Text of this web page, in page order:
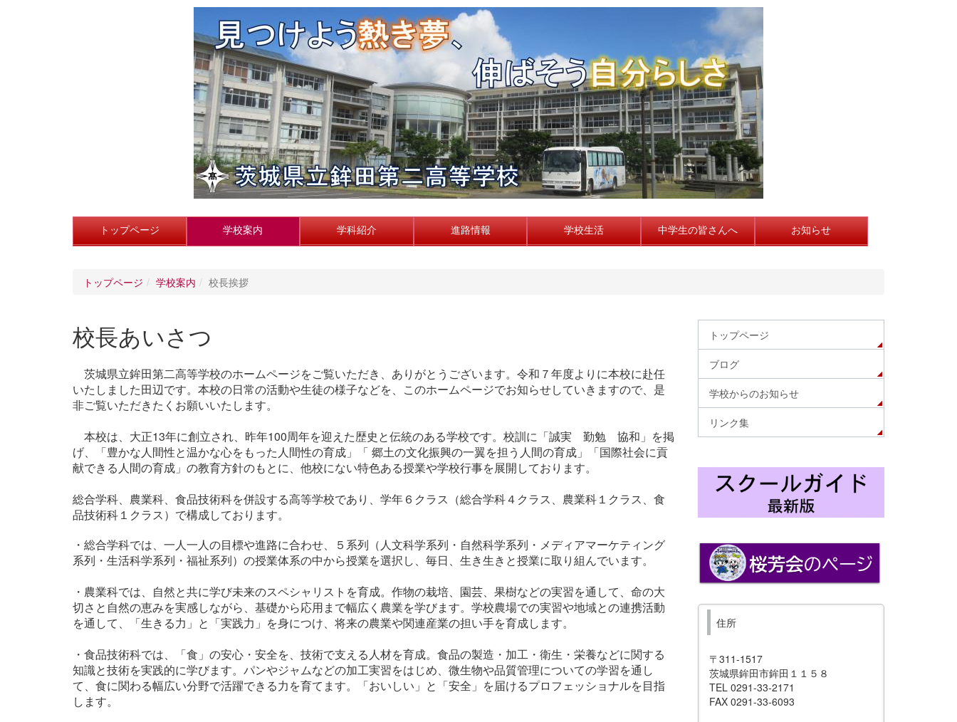
トップページ 学校案内 学科紹介 進路情報 学校生活 中学生の皆さんへ お知らせ
トップページ 学校案内 校長挨拶
校長あいさつ
茨城県立鉾田第二高等学校のホームページをご覧いただき、ありがとうございます。令和７年度よりに本校に赴任
いたしました田辺です。本校の日常の活動や生徒の様子などを、このホームページでお知らせしていきますので、是
非ご覧いただきたくお願いいたします。
本校は、大正13年に創立され、昨年100周年を迎えた歴史と伝統のある学校です。校訓に「誠実 勤勉 協和」を掲
げ、「豊かな人間性と温かな心をもった人間性の育成」「 郷土の文化振興の一翼を担う人間の育成」「国際社会に貢
献できる人間の育成」の教育方針のもとに、他校にない特色ある授業や学校行事を展開しております。
総合学科、農業科、食品技術科を併設する高等学校であり、学年６クラス（総合学科４クラス、農業科１クラス、食
品技術科１クラス）で構成しております。
・総合学科では、一人一人の目標や進路に合わせ、５系列（人文科学系列・自然科学系列・メディアマーケティング
系列・生活科学系列・福祉系列）の授業体系の中から授業を選択し、毎日、生き生きと授業に取り組んでいます。
・農業科では、自然と共に学び未来のスペシャリストを育成。作物の栽培、園芸、果樹などの実習を通して、命の大
切さと自然の恵みを実感しながら、基礎から応用まで幅広く農業を学びます。学校農場での実習や地域との連携活動
を通して、「生きる力」と「実践力」を身につけ、将来の農業や関連産業の担い手を育成します。
・食品技術科では、「食」の安心・安全を、技術で支える人材を育成。食品の製造・加工・衛生・栄養などに関する
知識と技術を実践的に学びます。パンやジャムなどの加工実習をはじめ、微生物や品質管理についての学習を通し
て、食に関わる幅広い分野で活躍できる力を育てます。「おいしい」と「安全」を届けるプロフェッショナルを目指
します。
トップページ
ブログ
学校からのお知らせ
リンク集
住所
〒311-1517
茨城県鉾田市鉾田１１５８
TEL 0291-33-2171
FAX 0291-33-6093